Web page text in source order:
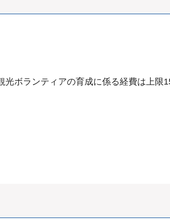
ボランティアの育成に係る経費は上限